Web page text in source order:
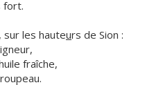
fort.
sur les hauteurs de Sion :
fraîche,